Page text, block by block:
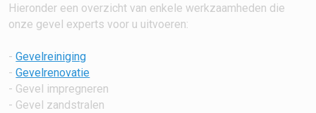
Hieronder een overzicht van enkele werkzaamheden die
onze gevel experts voor u uitvoeren:
-Gevelreiniging
-Gevelrenovatie
- Gevel impregneren
- Gevel zandstralen